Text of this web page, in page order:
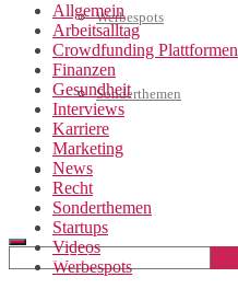
Werbespots
Sonderthemen
Geschäftskonto eröffnen
Allgemein
Arbeitsalltag
Crowdfunding Plattformen
Finanzen
Gesundheit
Interviews
Karriere
Marketing
News
Recht
Sonderthemen
Startups
Videos
Werbespots